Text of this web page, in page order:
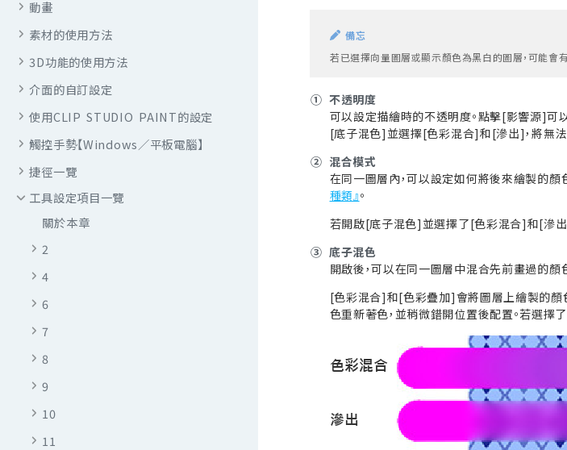
動畫
素材的使用方法
3D功能的使用方法
介面的自訂設定
使用CLIP STUDIO PAINT的設定
觸控手勢【Windows／平板電腦】
捷徑一覽
工具設定項目一覽
關於本章
2
4
6
7
8
9
10
11
備忘
若已選擇向量圖層或顯示顏色為黑白的圖層，可能會
① 不透明度
可以設定描繪時的不透明度。點擊[影響源]
[底子混色]並選擇[色彩混合]和[滲出]，將無
② 混合模式
在同一圖層內，可以設定如何將後來繪製的
種類』。
若開啟[底子混色]並選擇了[色彩混合]和[滲出
③ 底子混色
開啟後，可以在同一圖層中混合先前畫過的
[色彩混合]和[色彩疊加]會將圖層上繪製的顏
色重新著色，並稍微錯開位置後配置。若選